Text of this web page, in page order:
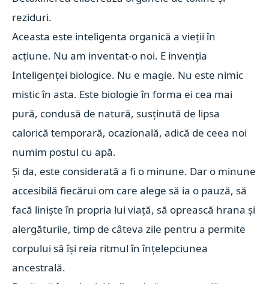
reziduri.
Aceasta este inteligenta organică a vieții în
acțiune. Nu am inventat-o noi. E invenția
Inteligenței biologice. Nu e magie. Nu este nimic
mistic în asta. Este biologie în forma ei cea mai
pură, condusă de natură, susținută de lipsa
calorică temporară, ocazională, adică de ceea noi
numim postul cu apă.
Și da, este considerată a fi o minune. Dar o minune
accesibilă fiecărui om care alege să ia o pauză, să
facă liniște în propria lui viață, să oprească hrana și
alergăturile, timp de câteva zile pentru a permite
corpului să își reia ritmul în înțelepciunea
ancestrală.